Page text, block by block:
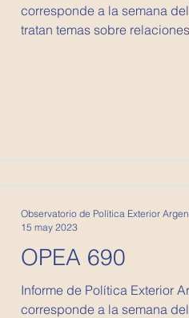
corresponde a la semana
tratan temas sobre
OPEA 690
Informe de Política Exterior
corresponde a la semana
Observatorio de Política Exterior
15 may 2023